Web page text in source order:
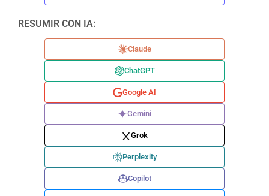
RESUMIR CON IA:
Claude
ChatGPT
Google AI
Gemini
Grok
Perplexity
Copilot